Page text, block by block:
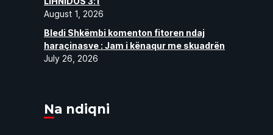
August 1, 2026
Bledi Shkëmbi komenton fitoren ndaj
haraçinasve : Jam i kënaqur me skuadrën
July 26, 2026
Na ndiqni